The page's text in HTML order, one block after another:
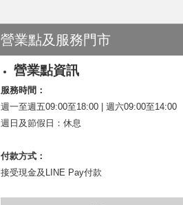
營業點及服務門市
營業點資訊
服務時間：
週一至週五09:00至18:00 | 週六09:00至14:00
週日及節假日：休息
付款方式：
接受現金及LINE Pay付款